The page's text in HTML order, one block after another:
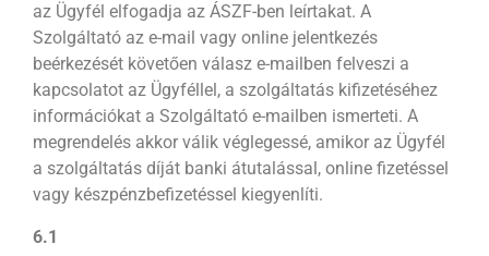
az Ügyfél elfogadja az ÁSZF-ben leírtakat. A
Szolgáltató az e-mail vagy online jelentkezés
beérkezését követően válasz e-mailben felveszi a
kapcsolatot az Ügyféllel, a szolgáltatás kifizetéséhez
információkat a Szolgáltató e-mailben ismerteti. A
megrendelés akkor válik véglegessé, amikor az Ügyfél
a szolgáltatás díját banki átutalással, online fizetéssel
vagy készpénzbefizetéssel kiegyenlíti.
6.1